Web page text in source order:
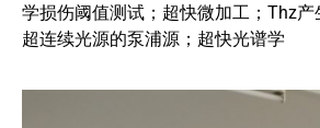
学损伤阈值测试；超快微加工；Thz产
超连续光源的泵浦源；超快光谱学